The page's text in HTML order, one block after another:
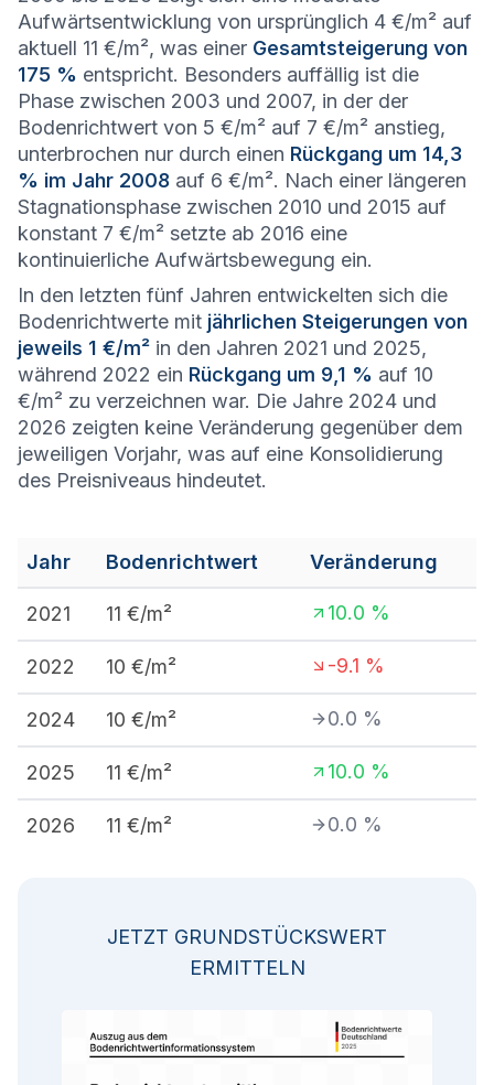
Aufwärtsentwicklung von ursprünglich 4 €/m² auf
aktuell 11 €/m², was einer Gesamtsteigerung von
175 % entspricht. Besonders auffällig ist die
Phase zwischen 2003 und 2007, in der der
Bodenrichtwert von 5 €/m² auf 7 €/m² anstieg,
unterbrochen nur durch einen Rückgang um 14,3
% im Jahr 2008 auf 6 €/m². Nach einer längeren
Stagnationsphase zwischen 2010 und 2015 auf
konstant 7 €/m² setzte ab 2016 eine
kontinuierliche Aufwärtsbewegung ein.
In den letzten fünf Jahren entwickelten sich die
Bodenrichtwerte mit jährlichen Steigerungen von
jeweils 1 €/m² in den Jahren 2021 und 2025,
während 2022 ein Rückgang um 9,1 % auf 10
€/m² zu verzeichnen war. Die Jahre 2024 und
2026 zeigten keine Veränderung gegenüber dem
jeweiligen Vorjahr, was auf eine Konsolidierung
des Preisniveaus hindeutet.
Jahr Bodenrichtwert Veränderung
2021 11 €/m² 10.0 %
2022 10 €/m² -9.1 %
2024 10 €/m² 0.0 %
2025 11 €/m² 10.0 %
2026 11 €/m² 0.0 %
JETZT GRUNDSTÜCKSWERT
ERMITTELN